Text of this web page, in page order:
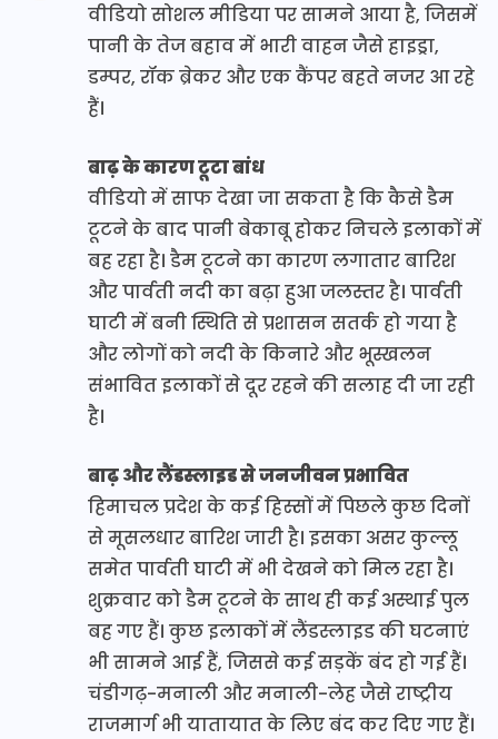
वीडियो सोशल मीडिया पर सामने आया है, जिसमें
पानी के तेज बहाव में भारी वाहन जैसे हाइड्रा,
डम्पर, रॉक ब्रेकर और एक कैंपर बहते नजर आ रहे
हैं।
बाढ़ के कारण टूटा बांध
वीडियो में साफ देखा जा सकता है कि कैसे डैम
टूटने के बाद पानी बेकाबू होकर निचले इलाकों में
बह रहा है। डैम टूटने का कारण लगातार बारिश
और पार्वती नदी का बढ़ा हुआ जलस्तर है। पार्वती
घाटी में बनी स्थिति से प्रशासन सतर्क हो गया है
और लोगों को नदी के किनारे और भूस्खलन
संभावित इलाकों से दूर रहने की सलाह दी जा रही
है।
बाढ़ और लैंडस्लाइड से जनजीवन प्रभावित
हिमाचल प्रदेश के कई हिस्सों में पिछले कुछ दिनों
से मूसलधार बारिश जारी है। इसका असर कुल्लू
समेत पार्वती घाटी में भी देखने को मिल रहा है।
शुक्रवार को डैम टूटने के साथ ही कई अस्थाई पुल
बह गए हैं। कुछ इलाकों में लैंडस्लाइड की घटनाएं
भी सामने आई हैं, जिससे कई सड़कें बंद हो गई हैं।
चंडीगढ़-मनाली और मनाली-लेह जैसे राष्ट्रीय
राजमार्ग भी यातायात के लिए बंद कर दिए गए हैं।